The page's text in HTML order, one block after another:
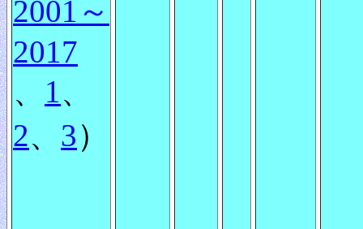
2001～
2017
、 1、
2、 3）